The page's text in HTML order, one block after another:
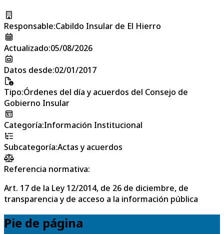
Responsable:Cabildo Insular de El Hierro
Actualizado:05/08/2026
Datos desde:02/01/2017
Tipo:Órdenes del día y acuerdos del Consejo de
Gobierno Insular
Categoría:Información Institucional
Subcategoría:Actas y acuerdos
Referencia normativa:
Art. 17 de la Ley 12/2014, de 26 de diciembre, de
transparencia y de acceso a la información pública
Pie de página